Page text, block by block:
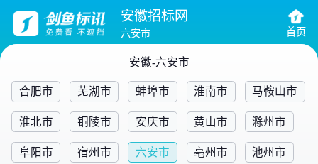
安徽招标网
六安市 首页
安徽-六安市
合肥市 芜湖市 蚌埠市 淮南市 马鞍山市
淮北市 铜陵市 安庆市 黄山市 滁州市
阜阳市 宿州市 六安市 亳州市 池州市